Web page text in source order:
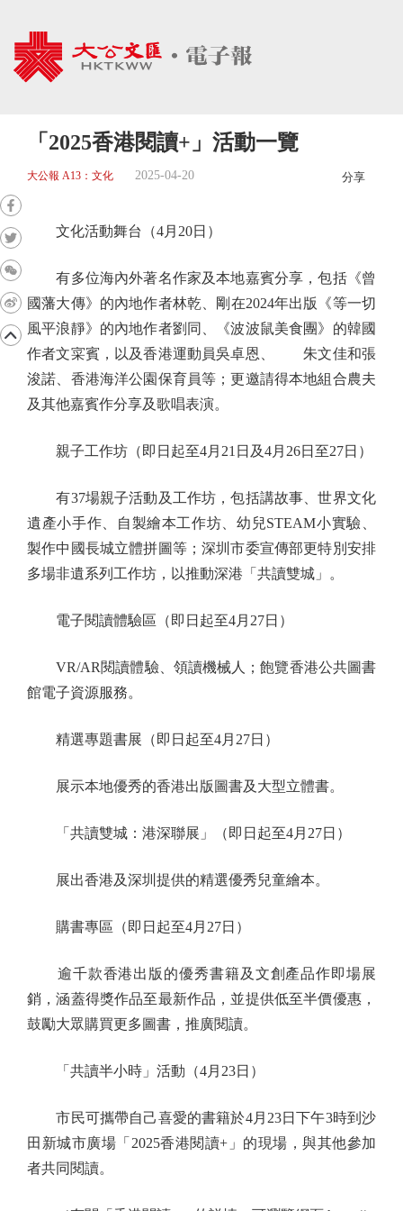
「2025香港閱讀+」活動一覽
大公報 A13：文化 2025-04-20 分享
文化活動舞台（4月20日）
有多位海內外著名作家及本地嘉賓分享，包括《曾
國藩大傳》的內地作者林乾、剛在2024年出版《等一切
風平浪靜》的內地作者劉同、《波波鼠美食團》的韓國
作者文寀賓，以及香港運動員吳卓恩、 朱文佳和張
浚諾、香港海洋公園保育員等；更邀請得本地組合農夫
及其他嘉賓作分享及歌唱表演。
親子工作坊（即日起至4月21日及4月26日至27日）
有37場親子活動及工作坊，包括講故事、世界文化
遺產小手作、自製繪本工作坊、幼兒STEAM小實驗、
製作中國長城立體拼圖等；深圳市委宣傳部更特別安排
多場非遺系列工作坊，以推動深港「共讀雙城」。
電子閱讀體驗區（即日起至4月27日）
VR/AR閱讀體驗、領讀機械人；飽覽香港公共圖書
館電子資源服務。
精選專題書展（即日起至4月27日）
展示本地優秀的香港出版圖書及大型立體書。
「共讀雙城：港深聯展」（即日起至4月27日）
展出香港及深圳提供的精選優秀兒童繪本。
購書專區（即日起至4月27日）
逾千款香港出版的優秀書籍及文創產品作即場展
銷，涵蓋得獎作品至最新作品，並提供低至半價優惠，
鼓勵大眾購買更多圖書，推廣閱讀。
「共讀半小時」活動（4月23日）
市民可攜帶自己喜愛的書籍於4月23日下午3時到沙
田新城市廣場「2025香港閱讀+」的現場，與其他參加
者共同閱讀。